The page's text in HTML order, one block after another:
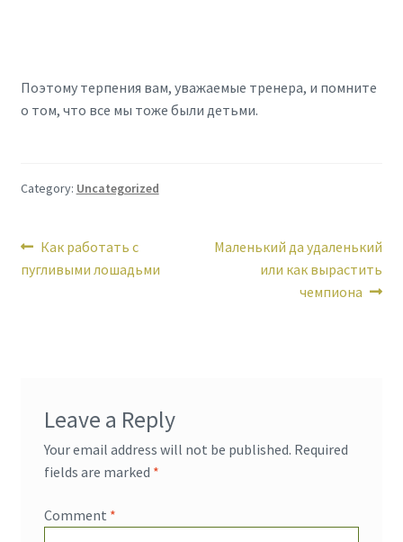
Поэтому терпения вам, уважаемые тренера, и помните
о том, что все мы тоже были детьми.
Category: Uncategorized
Post
navigation
Previous
post:
Как работать с
пугливыми лошадьми
Next
Маленький да удаленький
или как вырастить
чемпиона
Leave a Reply
Your email address will not be published. Required
fields are marked *
Comment *